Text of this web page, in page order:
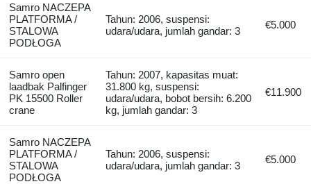
Samro NACZEPA
PLATFORMA /
STALOWA
PODŁOGA
Tahun: 2006, suspensi:
udara/udara, jumlah gandar: 3
€5.000
Samro open
laadbak Palfinger
PK 15500 Roller
crane
Tahun: 2007, kapasitas muat:
31.800 kg, suspensi:
udara/udara, bobot bersih: 6.200
kg, jumlah gandar: 3
€11.900
Samro NACZEPA
PLATFORMA /
STALOWA
PODŁOGA
Tahun: 2006, suspensi:
udara/udara, jumlah gandar: 3
€5.000